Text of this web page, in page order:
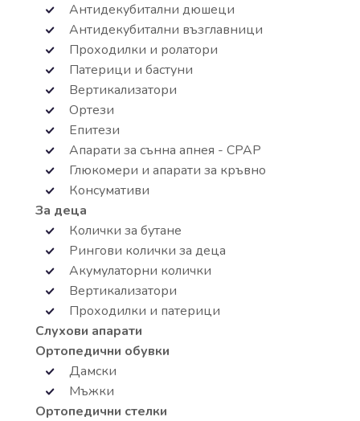
Антидекубитални дюшеци
Антидекубитални възглавници
Проходилки и ролатори
Патерици и бастуни
Вертикализатори
Ортези
Епитези
Апарати за сънна апнея - СРАР
Глюкомери и апарати за кръвно
Консумативи
За деца
Колички за бутане
Рингови колички за деца
Акумулаторни колички
Вертикализатори
Проходилки и патерици
Слухови апарати
Ортопедични обувки
Дамски
Мъжки
Ортопедични стелки